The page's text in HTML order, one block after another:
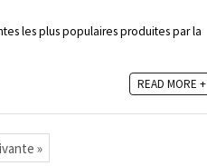
les plus populaires produites par la
READ MORE +
»